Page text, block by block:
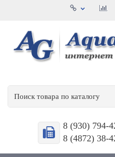
8 (930) 794-
8 (4872) 38-